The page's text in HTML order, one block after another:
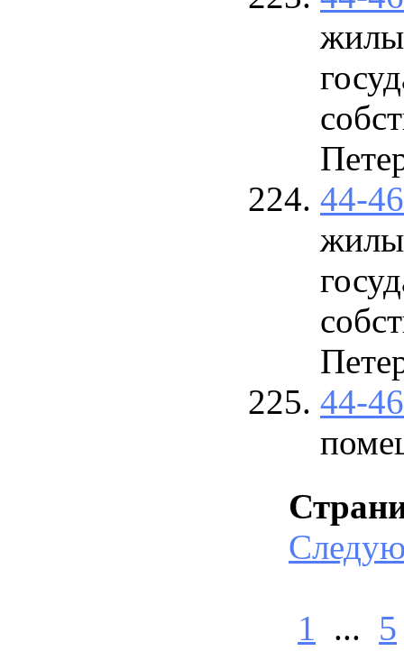
44-
44-
1 ... 5